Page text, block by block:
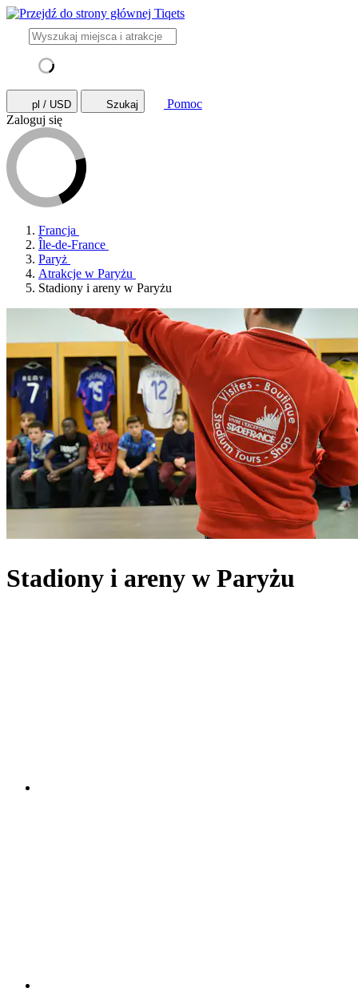
pl / USD Szukaj
Pomoc
Zaloguj się
Francja
Île-de-France
Paryż
Atrakcje w Paryżu
Stadiony i areny w Paryżu
Stadiony i areny w Paryżu